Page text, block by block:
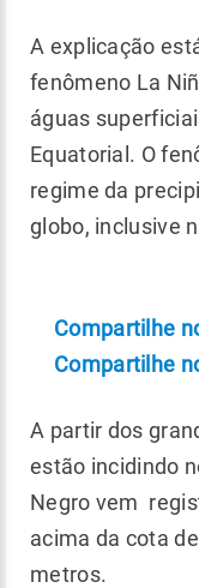
A explicação
fenômeno La
águas
Equatorial. O
regime da
globo, inclusive
Compartilhe
Compartilhe
A partir dos
estão incidindo
Negro vem
acima da cota
metros.